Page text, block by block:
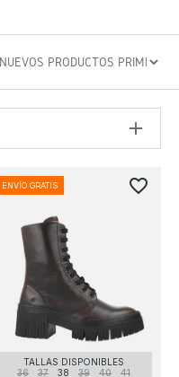
TALLAS DISPONIBLES
36
37 38 39 40 41
ENVÍO GRATIS favorite_border